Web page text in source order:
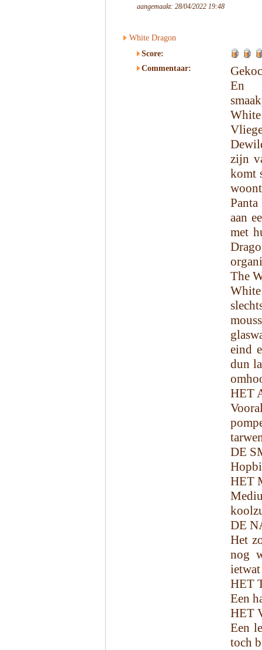
aangemaakt: 28/04/2022 19:48
White Dragon
Score:
Commentaar:
En
zijn
komt
aan
met
The
eind
dun
HET
DE
HET
DE
Het
nog
HET
Een
HET
Een
toch